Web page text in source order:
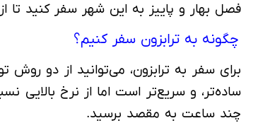
فصل بهار و پاییز به این شهر سفر کنید تا
چگونه به ترابزون سفر کنیم؟
برای سفر به ترابزون، می‌توانید از دو روش
ساده‌تر، و سریع‌تر است اما از نرخ بالایی
چند ساعت به مقصد برسید.